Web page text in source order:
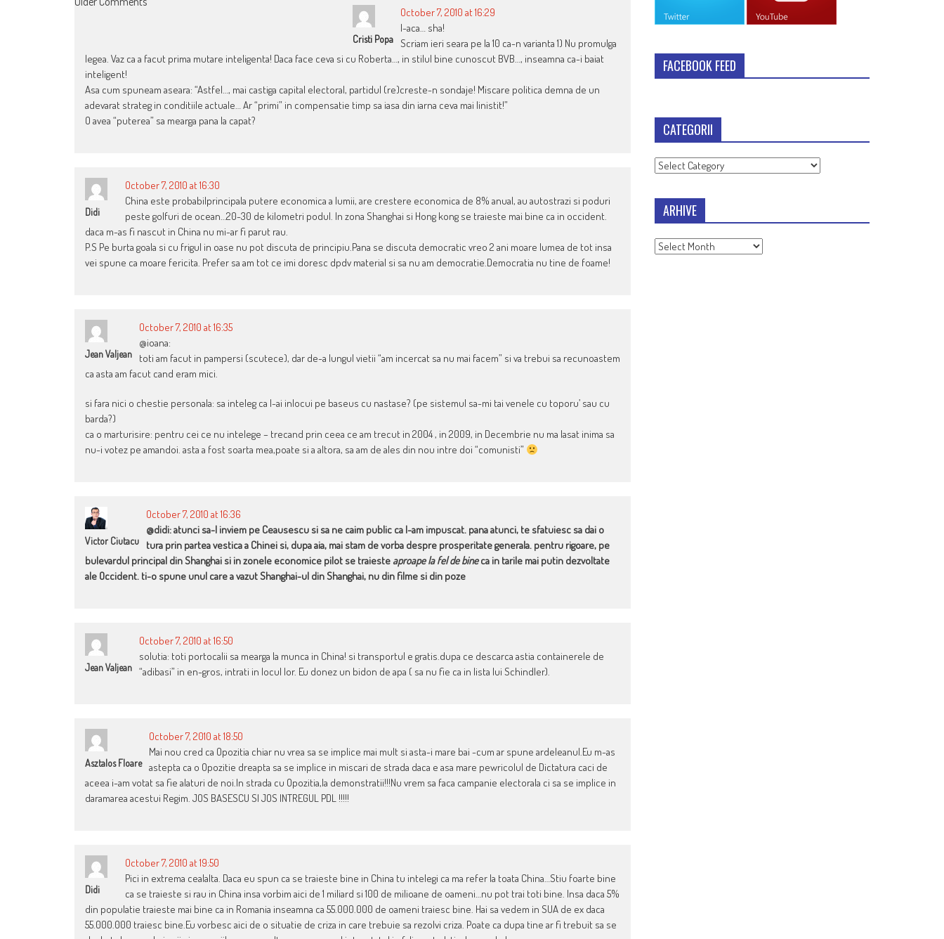
Cristi Popa
October 7, 2010 at 16:29
I-aca… sha!
Scriam ieri seara pe la 10 ca-n varianta 1) Nu promulga
legea. Vaz ca a facut prima mutare inteligenta! Daca face ceva si cu Roberta…, in stilul bine cunoscut BVB…, inseamna ca-i baiat
inteligent!
Asa cum spuneam aseara: “Astfel…, mai castiga capital electoral, partidul (re)creste-n sondaje! Miscare politica demna de un
adevarat strateg in conditiile actuale… Ar “primi” in compensatie timp sa iasa din iarna ceva mai linistit!”
O avea “puterea” sa mearga pana la capat?
Didi
October 7, 2010 at 16:30
China este probabilprincipala putere economica a lumii, are crestere economica de 8% anual, au autostrazi si poduri
peste golfuri de ocean…20-30 de kilometri podul. In zona Shanghai si Hong kong se traieste mai bine ca in occident.
daca m-as fi nascut in China nu mi-ar fi parut rau.
P.S Pe burta goala si cu frigul in oase nu pot discuta de principiu.Pana se discuta democratic vreo 2 ani moare lumea de tot insa
vei spune ca moare fericita. Prefer sa am tot ce imi doresc dpdv material si sa nu am democratie.Democratia nu tine de foame!
Jean Valjean
October 7, 2010 at 16:35
@ioana:
toti am facut in pampersi (scutece), dar de-a lungul vietii “am incercat sa nu mai facem” si va trebui sa recunoastem
ca asta am facut cand eram mici.
si fara nici o chestie personala: sa inteleg ca l-ai inlocui pe baseus cu nastase? (pe sistemul sa-mi tai venele cu toporu’ sau cu
barda?)
ca o marturisire: pentru cei ce nu intelege – trecand prin ceea ce am trecut in 2004 , in 2009, in Decembrie nu ma lasat inima sa
nu-i votez pe amandoi. asta a fost soarta mea,poate si a altora, sa am de ales din nou intre doi “comunisti”
Victor Ciutacu
October 7, 2010 at 16:36
@didi: atunci sa-l inviem pe Ceausescu si sa ne caim public ca l-am impuscat. pana atunci, te sfatuiesc sa dai o
tura prin partea vestica a Chinei si, dupa aia, mai stam de vorba despre prosperitate generala. pentru rigoare, pe
bulevardul principal din Shanghai si in zonele economice pilot se traieste aproape la fel de bineca in tarile mai putin dezvoltate
ale Occident. ti-o spune unul care a vazut Shanghai-ul din Shanghai, nu din filme si din poze
Jean Valjean
October 7, 2010 at 16:50
solutia: toti portocalii sa mearga la munca in China! si transportul e gratis.dupa ce descarca astia containerele de
“adibasi” in en-gros, intrati in locul lor. Eu donez un bidon de apa ( sa nu fie ca in lista lui Schindler).
Asztalos Floare
October 7, 2010 at 18:50
Mai nou cred ca Opozitia chiar nu vrea sa se implice mai mult si asta-i mare bai -cum ar spune ardeleanul.Eu m-as
astepta ca o Opozitie dreapta sa se implice in miscari de strada daca e asa mare pewricolul de Dictatura caci de
aceea i-am votat sa fie alaturi de noi.In strada cu Opozitia,la demonstratii!!!Nu vrem sa faca campanie electorala ci sa se implice in
daramarea acestui Regim. JOS BASESCU SI JOS INTREGUL PDL !!!!!
Didi
October 7, 2010 at 19:50
Pici in extrema cealalta. Daca eu spun ca se traieste bine in China tu intelegi ca ma refer la toata China…Stiu foarte bine
ca se traieste si rau in China insa vorbim aici de 1 miliard si 100 de milioane de oameni…nu pot trai toti bine. Insa daca 5%
din populatie traieste mai bine ca in Romania inseamna ca 55.000.000 de oameni traiesc bine. Hai sa vedem in SUA de ex daca
55.000.000 traiesc bine.Eu vorbesc aici de o situatie de criza in care trebuie sa rezolvi criza. Poate ca dupa tine ar fi trebuit sa se
FACEBOOK FEED
CATEGORII
Categorii
ARHIVE
Arhive